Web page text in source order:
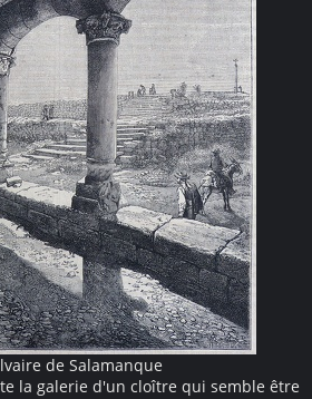
de Salamanque
la galerie d'un cloître qui semble être